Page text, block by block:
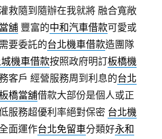
救隨到隨辦在我就將 融合寬敞
舖 豐富的中和汽車借款可愛或
需要委託的台北機車借款造團隊
機車借款按照政府明訂板橋機
客戶 經營服務周到利息的台北
橋當舖借款大部份是個人或正
服務超優利率絕對保密 台北機
面運作台北免留車分類好永和